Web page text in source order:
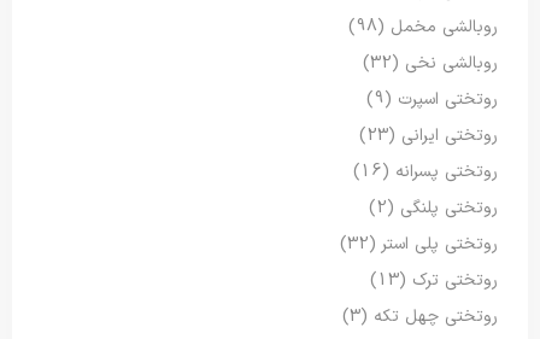
روبالشی مخمل (98)
روبالشی نخی (32)
روتختی اسپرت (9)
روتختی ایرانی (23)
روتختی پسرانه (16)
روتختی پلنگی (2)
روتختی پلی استر(32)
روتختی ترک (13)
روتختی چهل تکه (3)